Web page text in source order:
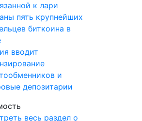
к лари
пять крупнейших
биткоина в
вводит
и
депозитарии